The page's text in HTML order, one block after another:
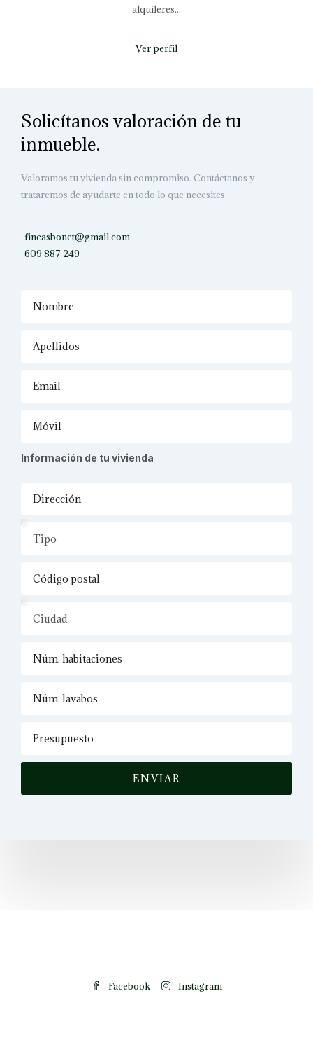
alquileres...
Ver perfil
Solicítanos valoración de tu
inmueble.
Valoramos tu vivienda sin compromiso. Contáctanos y
trataremos de ayudarte en todo lo que necesites.
fincasbonet@gmail.com
609 887 249
Información de tu vivienda
ENVIAR
Facebook Instagram